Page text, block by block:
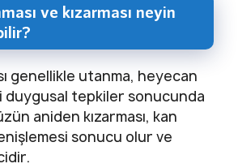
ve kızarması neyin
genellikle utanma, heyecan
duygusal tepkiler sonucunda
aniden kızarması, kan
sonucu olur ve